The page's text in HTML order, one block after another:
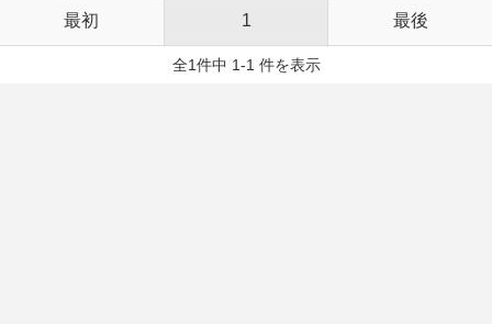
最初 1 最後
全1件中 1-1 件を表示